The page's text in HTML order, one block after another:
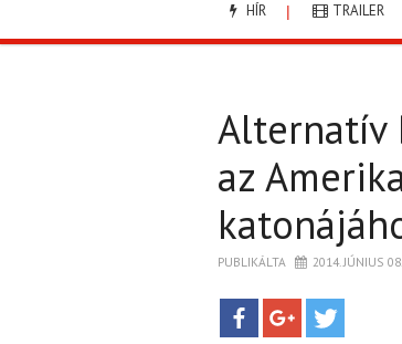
HÍR TRAILER
Alternatív
az
PUBLIKÁLTA 2014. JÚNIUS 08.